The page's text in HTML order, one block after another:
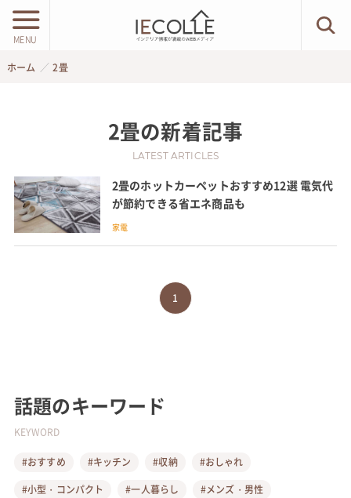
MENU
ホーム 2畳
2畳の新着記事
LATEST ARTICLES
2畳のホットカーペットおすすめ12選 電気代
が節約できる省エネ商品も
家電
1
話題のキーワード
KEYWORD
#おすすめ #キッチン #収納
#おしゃれ
#小型・コンパクト
#一人暮らし
#メンズ・男性